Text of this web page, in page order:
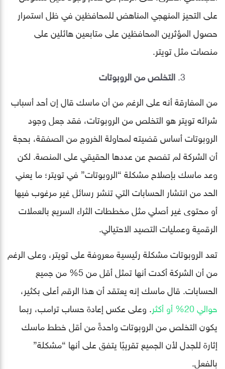
على التحيز المنهجي المناهض للمحافظين في ظل استمرار
حصول المؤثرين المحافظين على متابعين هائلين على
منصات مثل تويتر.
التخلص من الروبوتات
من المفارقة أنه على الرغم من أن ماسك قال إن أحد أسباب
شرائه تويتر هو التخلص من الروبوتات، فقد جعل وجود
الروبوتات أساس قضيته لمحاولة الخروج من الصفقة، بحجة
أن الشركة لم تفصح عن عددها الحقيقي على المنصة. لكن
وعد ماسك بإصلاح مشكلة “الروبوتات” في تويتر؛ ما يعني
الحد من انتشار الحسابات التي تنشر رسائل غير مرغوب فيها
أو محتوى غير أصلي مثل مخططات الثراء السريع بالعملات
الرقمية وعمليات التصيد الاحتيالي.
تعد الروبوتات مشكلة رئيسية معروفة على تويتر، وعلى الرغم
من أن الشركة أكدت أنها تمثل أقل من 5% من جميع
الحسابات. قال ماسك إنه يعتقد أن هذا الرقم أعلى بكثير،
حوالي 20% أو أكثر
. وعلى عكس إعادة حساب ترامب، ربما
يكون التخلص من الروبوتات واحدةً من أقل خطط ماسك
إثارة للجدل لأن الجميع تقريبًا يتفق على أنها “مشكلة”
بالفعل.